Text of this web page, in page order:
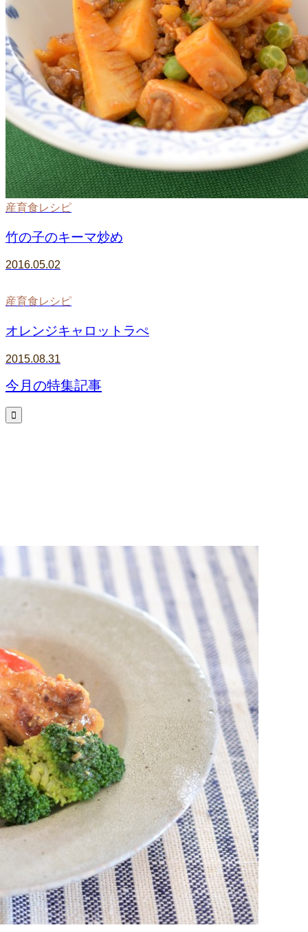
産育食レシピ
竹の子のキーマ炒め
2016.05.02
産育食レシピ
オレンジキャロットラぺ
2015.08.31
今月の特集記事
